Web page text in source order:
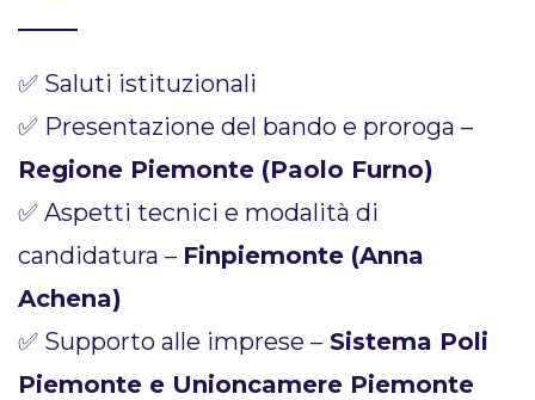
✅ Saluti istituzionali
✅ Presentazione del bando e proroga –
Regione Piemonte (Paolo Furno)
✅ Aspetti tecnici e modalità di
candidatura – Finpiemonte (Anna
Achena)
✅ Supporto alle imprese – Sistema Poli
Piemonte e Unioncamere Piemonte